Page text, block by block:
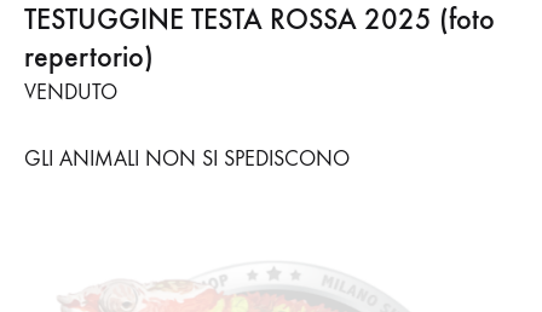
TESTUGGINE TESTA ROSSA 2025 (foto
repertorio)
VENDUTO
GLI ANIMALI NON SI SPEDISCONO